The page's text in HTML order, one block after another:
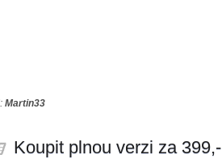
Martin33
Koupit plnou verzi za 399,-